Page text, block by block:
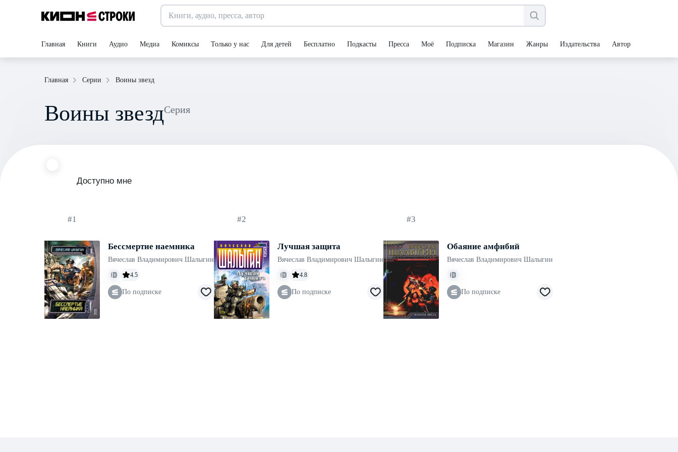
Главная Книги Аудио Медиа Комиксы Только у нас Для детей Бесплатно Подкасты Пресса Моё Подписка Магазин Жанры Издательства Авторы
Главная Серии Воины звезд
Воины звезд Серия
Доступно мне
#1
Бессмертие наемника
Вячеслав Владимирович Шалыгин
4.5
По подписке
#2
Лучшая защита
Вячеслав Владимирович Шалыгин
4.8
По подписке
#3
Обаяние амфибий
Вячеслав Владимирович Шалыгин
По подписке